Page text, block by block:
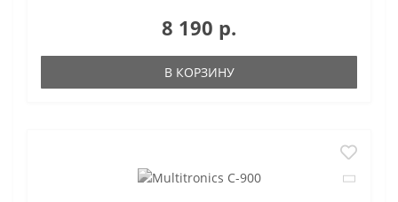
8 190 р.
В КОРЗИНУ